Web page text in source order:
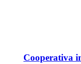
Cooperativa